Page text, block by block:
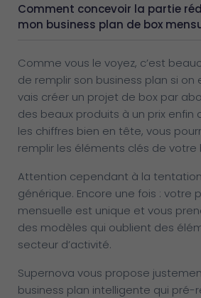
Comment concevoir la partie
mon business plan de box
Comme vous le voyez, c’est
de remplir son business plan si on
vais créer un projet de box par
des beaux produits à un prix enfin
les chiffres bien en tête, vous
remplir les éléments clés de votre
Attention cependant à la
générique. Encore une fois : votre
mensuelle est unique et vous
des modèles qui oublient des
secteur d’activité.
Supernova vous propose
business plan intelligente qui pré-